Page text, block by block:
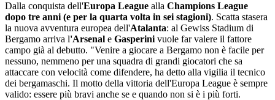
Dalla conquista dell'Europa League alla Champions League
dopo tre anni (e per la quarta volta in sei stagioni). Scatta stasera
la nuova avventura europea dell'Atalanta: al Gewiss Stadium di
Bergamo arriva l'Arsenal e Gasperini vuole far valere il fattore
campo già al debutto. "Venire a giocare a Bergamo non è facile per
nessuno, nemmeno per una squadra di grandi giocatori che sa
attaccare con velocità come difendere, ha detto alla vigilia il tecnico
dei bergamaschi. Il motto della vittoria dell'Europa League è sempre
valido: essere più bravi anche se e quando non si è i più forti.